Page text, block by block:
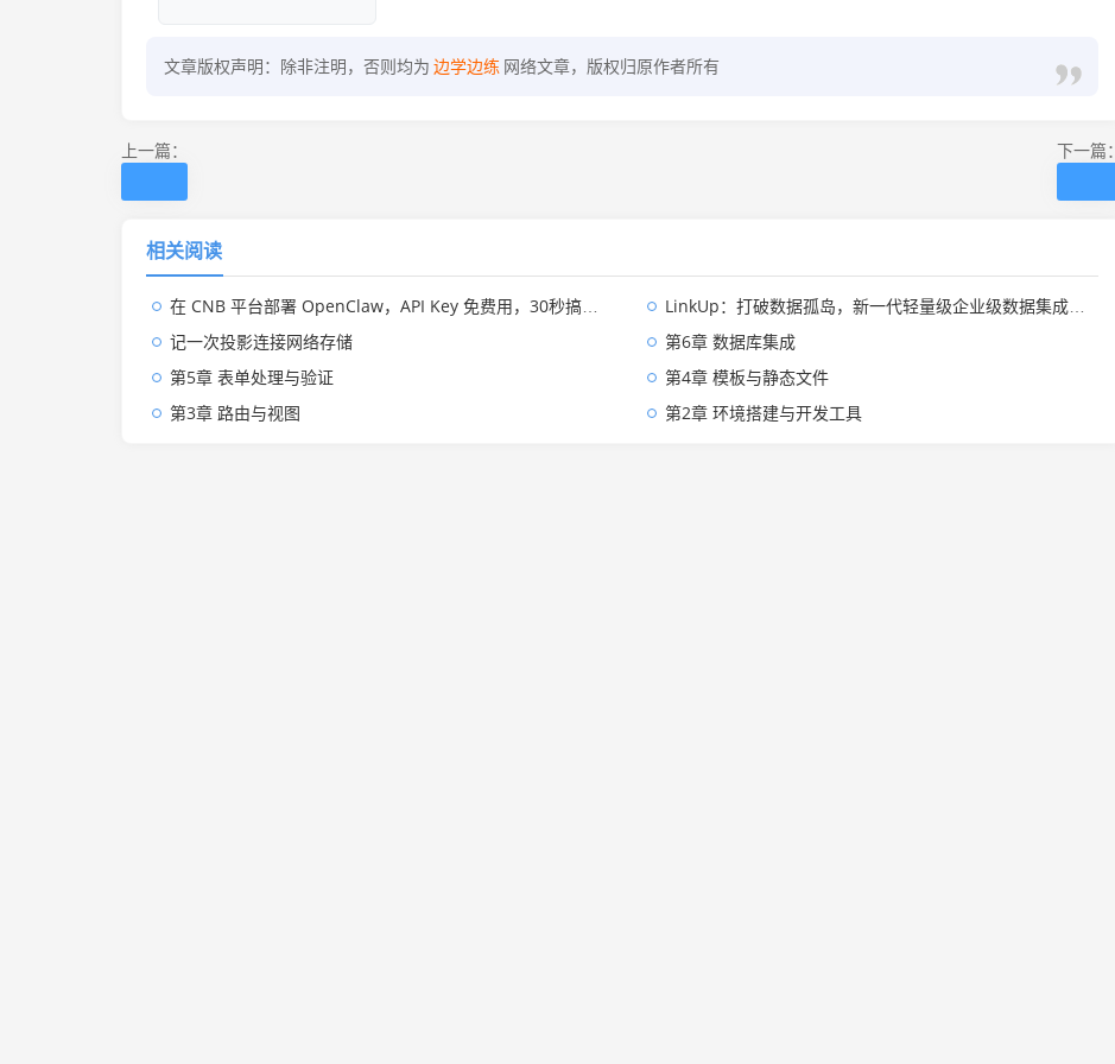
文章版权声明：除非注明，否则均为 边学边练 网络文章，版权归原作者所有
上一篇： 下一篇：
相关阅读
在 CNB 平台部署 OpenClaw，API Key 免费用，30秒搞定！
LinkUp：打破数据孤岛，新一代轻量级企业级数据集成平台深度解析
记一次投影连接网络存储
第6章 数据库集成
第5章 表单处理与验证
第4章 模板与静态文件
第3章 路由与视图
第2章 环境搭建与开发工具